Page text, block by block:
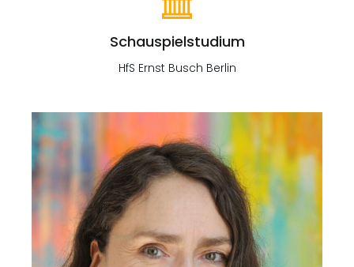
Schauspielstudium
HfS Ernst Busch Berlin